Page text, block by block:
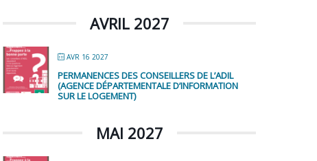
AVRIL 2027
AVR 16 2027
PERMANENCES DES CONSEILLERS DE L’ADIL
(AGENCE DÉPARTEMENTALE D’INFORMATION
SUR LE LOGEMENT)
MAI 2027